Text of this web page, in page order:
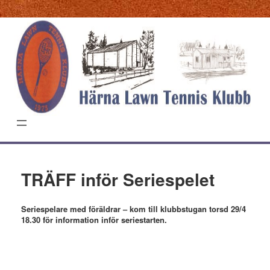
Hoppa
till
TRÄFF inför Seriespelet
Seriespelare med föräldrar – kom till klubbstugan torsd 29/4
18.30 för information inför seriestarten.